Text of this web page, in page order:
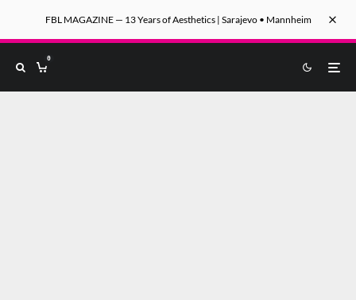
FBL MAGAZINE — 13 Years of Aesthetics | Sarajevo • Mannheim
0